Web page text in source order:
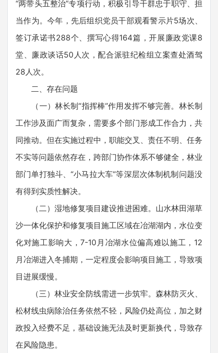
“两带头五整治”专项行动，积极引导干群忠于职守、担
当作为。今年，先后组织党员干部观看警示片5场次、
签订承诺书288个、撰写心得164篇，开展廉政党课8
堂、廉政谈话50人次，配合派驻纪检组立案查处酒驾
28人次。
二、存在问题
（一）林长制“指挥棒”作用发挥不够完善。林长制
工作涉及面广而复杂，需要多个部门形成工作合力，共
同推动。但在实施过程中，职能交叉、责任不明、任务
不实等问题依然存在，跨部门协作体系不够健全，林业
部门单打独斗、“小马拉大车”等深层次体制机制问题没
有得到实质性解决。
（二）湿地修复项目建设推进困难。山水林田湖草
沙一体化保护和修复项目施工区域在冶湖湖内，水位变
化对施工影响大，7-10月冶湖水位偏高难以施工，12
月冶湖进入冬捕期，一定程度会影响项目施工，导致项
目进展缓慢。
（三）林业安全防线需进一步筑牢。森林防灭火、
松材线虫病除治任务依然不轻，风险仍处高位，加之财
政投入经费不足，基础设施无法及时更新换代，导致存
在风险隐患。